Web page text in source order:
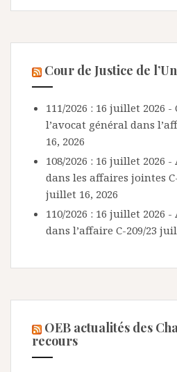
Cour de Justice de
111/2026 : 16 juillet 2026
l’avocat général dans
16, 2026
108/2026 : 16 juillet 2026
dans les affaires jointes
juillet 16, 2026
110/2026 : 16 juillet 2026
dans l’affaire C-209/23
OEB actualités des
recours